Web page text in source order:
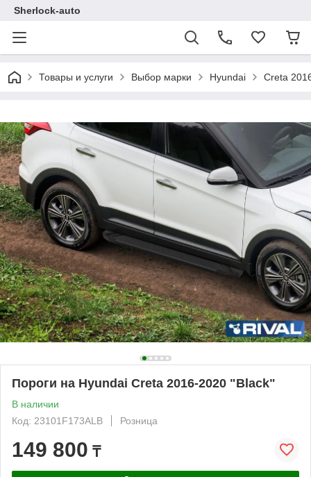
Sherlock-auto
Товары и услуги Выбор марки Hyundai Creta
Пороги на Hyundai Creta 2016-2020 "Black"
В наличии
Код: 23101F173ALB
Розница
149 800 ₸